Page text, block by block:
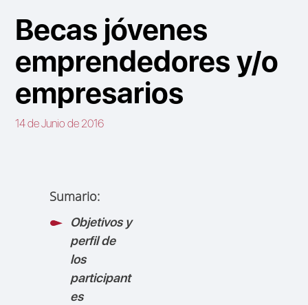
Becas jóvenes
emprendedores y/o
empresarios
14 de Junio de 2016
Sumario:
Objetivos y
perfil de
los
participant
es